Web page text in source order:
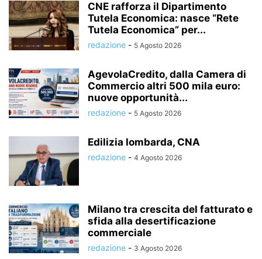
CNE rafforza il Dipartimento
Tutela Economica: nasce “Rete
Tutela Economica” per...
redazione - 5 Agosto 2026
AgevolaCredito, dalla Camera di
Commercio altri 500 mila euro:
nuove opportunità...
redazione - 5 Agosto 2026
Edilizia lombarda, CNA
redazione - 4 Agosto 2026
Milano tra crescita del fatturato e
sfida alla desertificazione
commerciale
redazione - 3 Agosto 2026